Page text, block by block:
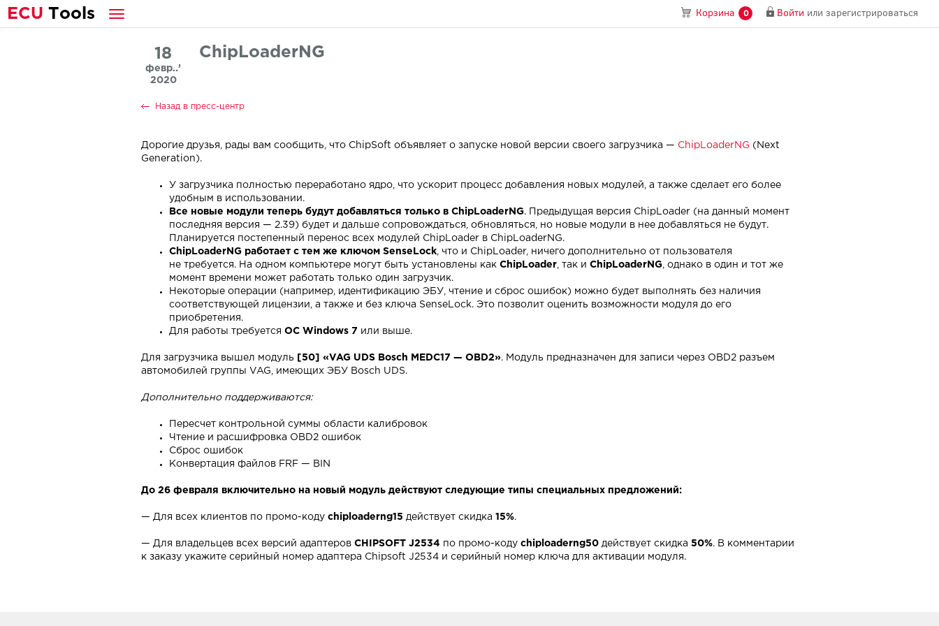
ECU Tools Корзина 0 Войти или зарегистрироваться
18
февр..’
2020
ChipLoaderNG
Назад в пресс-центр
Дорогие друзья, рады вам сообщить, что ChipSoft объявляет о запуске новой версии своего загрузчика — ChipLoaderNG (Next
Generation).
У загрузчика полностью переработано ядро, что ускорит процесс добавления новых модулей, а также сделает его более
удобным в использовании.
Все новые модули теперь будут добавляться только в ChipLoaderNG. Предыдущая версия ChipLoader (на данный момент
последняя версия — 2.39) будет и дальше сопровождаться, обновляться, но новые модули в нее добавляться не будут.
Планируется постепенный перенос всех модулей ChipLoader в ChipLoaderNG.
ChipLoaderNG работает с тем же ключом SenseLock , что и ChipLoader, ничего дополнительно от пользователя
не требуется. На одном компьютере могут быть установлены как ChipLoader , так и ChipLoaderNG , однако в один и тот же
момент времени может работать только один загрузчик.
Некоторые операции (например, идентификацию ЭБУ, чтение и сброс ошибок) можно будет выполнять без наличия
соответствующей лицензии, а также и без ключа SenseLock. Это позволит оценить возможности модуля до его
приобретения.
Для работы требуется ОС Windows 7 или выше.
Для загрузчика вышел модуль [50] «VAG UDS Bosch MEDC17 — OBD2». Mодуль предназначен для записи через OBD2 разъем
автомобилей группы VAG, имеющих ЭБУ Bosch UDS.
Дополнительно поддерживаются:
Пересчет контрольной суммы области калибровок
Чтение и расшифровка OBD2 ошибок
Сброс ошибок
Конвертация файлов FRF — BIN
До 26 февраля включительно на новый модуль действуют следующие типы специальных предложений:
— Для всех клиентов по промо-коду chiploaderng15 действует скидка 15%.
— Для владельцев всех версий адаптеров CHIPSOFT J2534 по промо-коду chiploaderng50 действует скидка 50%. В комментарии
к заказу укажите серийный номер адаптера Chipsoft J2534 и серийный номер ключа для активации модуля.